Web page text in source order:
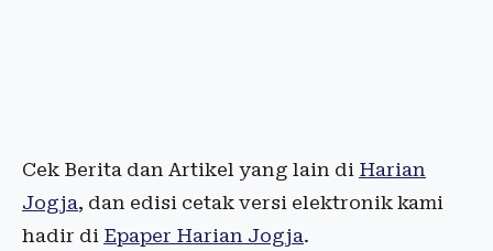
Cek Berita dan Artikel yang lain di Harian
Jogja, dan edisi cetak versi elektronik kami
hadir di Epaper Harian Jogja.